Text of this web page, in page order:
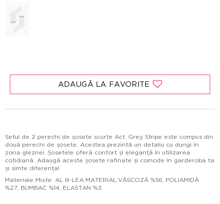
ADAUGĂ LA FAVORITE
Setul de 2 perechi de șosete scurte Act. Grey Stripe este compus din
două perechi de șosete. Acestea prezintă un detaliu cu dungi în
zona gleznei. Șosetele oferă confort și eleganță în utilizarea
cotidiană. Adaugă aceste șosete rafinate și comode în garderoba ta
și simte diferența!
Materiale Mixte: AL III-LEA MATERIAL,VÂSCOZĂ %56, POLIAMIDĂ
%27, BUMBAC %14, ELASTAN %3